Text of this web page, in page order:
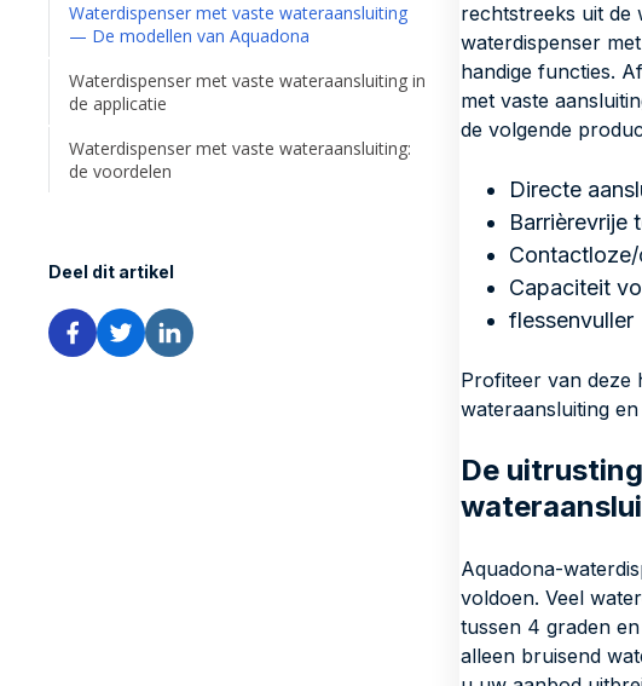
Waterdispenser met vaste wateraansluiting
— De modellen van Aquadona
Waterdispenser met vaste wateraansluiting in
de applicatie
Waterdispenser met vaste wateraansluiting:
de voordelen
Deel dit artikel
rechtstreeks uit de
waterdispenser
handige functies.
met vaste
de volgende
Directe
Barrièrevrije
Capaciteit
flessenvuller
Profiteer van deze
wateraansluiting
De
Aquadona-
voldoen. Veel
tussen 4 graden
alleen bruisend